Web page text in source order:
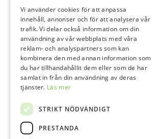
Vi använder cookies för att anpassa
innehåll, annonser och för att analysera vår
trafik. Vi delar också information om din
användning av vår webbplats med våra
reklam- och analyspartners som kan
kombinera den med annan information som
du har tillhandahållit dem eller som de har
samlat in från din användning av deras
tjänster. Läs mer
STRIKT NÖDVÄNDIGT
PRESTANDA